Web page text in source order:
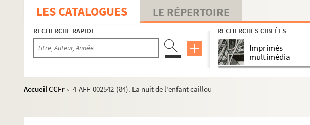
LES CATALOGUES LE RÉPERTOIRE
RECHERCHE RAPIDE RECHERCHES CIBLÉES
Imprimés
multimédia
Accueil CCFr > 4-AFF-002542-(84). La nuit de l'enfant caillou
4-AFF-002542-(59). L'hôtel du libre-échange
4-AFF-002542-(60). Les huissiers
4-AFF-002542-(61). Incendies
4-AFF-002542-(62). Ivanov